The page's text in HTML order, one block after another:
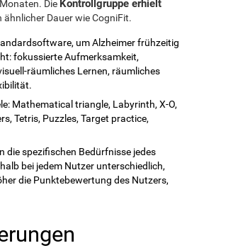
Die Kontrollgruppe erhielt
ähnlicher Dauer wie CogniFit.
um Alzheimer frühzeitig
fokussierte Aufmerksamkeit,
räumliches Lernen, räumliches
Mathematical triangle, Labyrinth, X-O,
Tetris, Puzzles, Target practice,
die spezifischen Bedürfnisse jedes
bei jedem Nutzer unterschiedlich,
die Punktebewertung des Nutzers,